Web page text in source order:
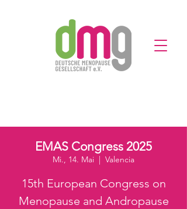
EMAS Congress 2025
Mi., 14. Mai
  |
Valencia
15th European Congress on
Menopause and Andropause